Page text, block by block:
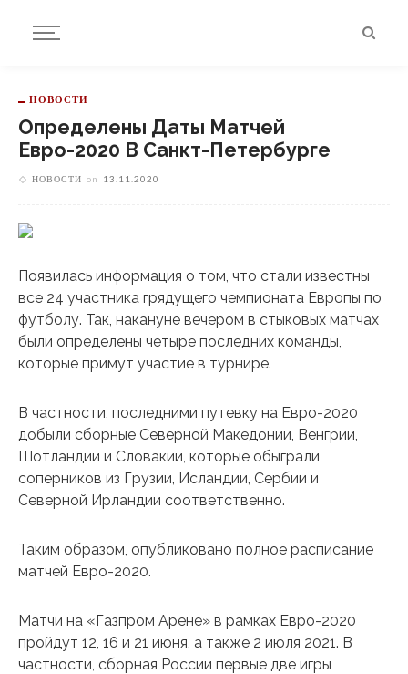
НОВОСТИ
Определены Даты Матчей
Евро-2020 В Санкт-Петербурге
НОВОСТИ on 13.11.2020
Появилась информация о том, что стали известны
все 24 участника грядущего чемпионата Европы по
футболу. Так, накануне вечером в стыковых матчах
были определены четыре последних команды,
которые примут участие в турнире.
В частности, последними путевку на Евро-2020
добыли сборные Северной Македонии, Венгрии,
Шотландии и Словакии, которые обыграли
соперников из Грузии, Исландии, Сербии и
Северной Ирландии соответственно.
Таким образом, опубликовано полное расписание
матчей Евро-2020.
Матчи на «Газпром Арене» в рамках Евро-2020
пройдут 12, 16 и 21 июня, а также 2 июля 2021. В
частности, сборная России первые две игры